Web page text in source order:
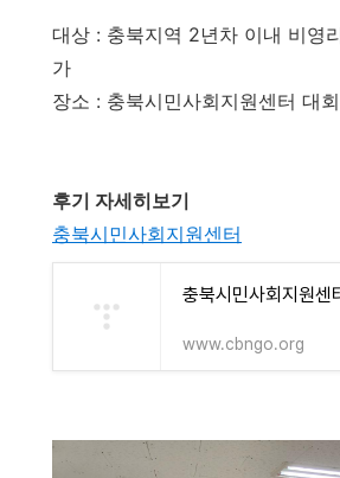
대상 : 충북지역 2년차 이내 비영
가
장소 : 충북시민사회지원센터 대
후기 자세히보기
충북시민사회지원센터
충북시민사회지원센
www.cbngo.org